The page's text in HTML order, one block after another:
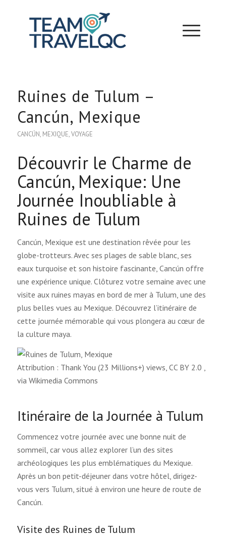
Ruines de Tulum –
Cancún, Mexique
CANCÚN, MEXIQUE,VOYAGE
Découvrir le Charme de
Cancún, Mexique: Une
Journée Inoubliable à
Ruines de Tulum
Cancún, Mexique est une destination rêvée pour les
globe-trotteurs. Avec ses plages de sable blanc, ses
eaux turquoise et son histoire fascinante, Cancún offre
une expérience unique. Clôturez votre semaine avec une
visite aux ruines mayas en bord de mer à Tulum, une des
plus belles vues au Mexique. Découvrez l’itinéraire de
cette journée mémorable qui vous plongera au cœur de
la culture maya.
Attribution : Thank You (23 Millions+) views, CC BY 2.0
via Wikimedia Commons
Itinéraire de la Journée à Tulum
Commencez votre journée avec une bonne nuit de
sommeil, car vous allez explorer l’un des sites
archéologiques les plus emblématiques du Mexique.
Après un bon petit-déjeuner dans votre hôtel, dirigez-
vous vers Tulum, situé à environ une heure de route de
Cancún.
Visite des Ruines de Tulum